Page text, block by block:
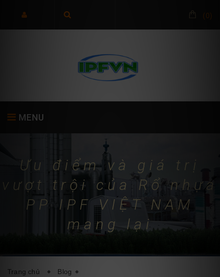
(0)
MENU
TRANG CHỦ GIỚI THIỆU SẢN PHẨM
BLOG LIÊN HỆ
Ưu điểm và giá trị
vượt trội của Rổ nhựa
PP IPF VIỆT NAM
mang lại
Trang chủ
Blog